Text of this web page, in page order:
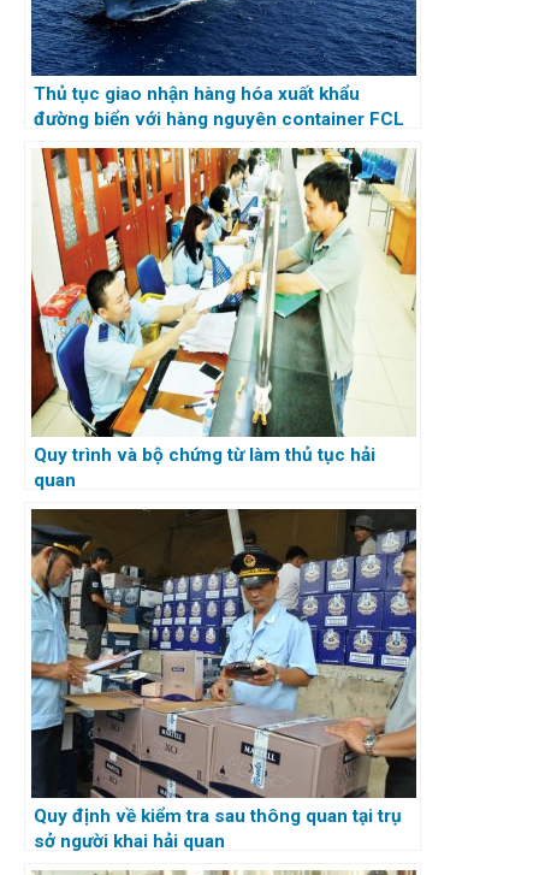
Thủ tục giao nhận hàng hóa xuất khẩu
đường biển với hàng nguyên container FCL
Quy trình và bộ chứng từ làm thủ tục hải
quan
Quy định về kiểm tra sau thông quan tại trụ
sở người khai hải quan